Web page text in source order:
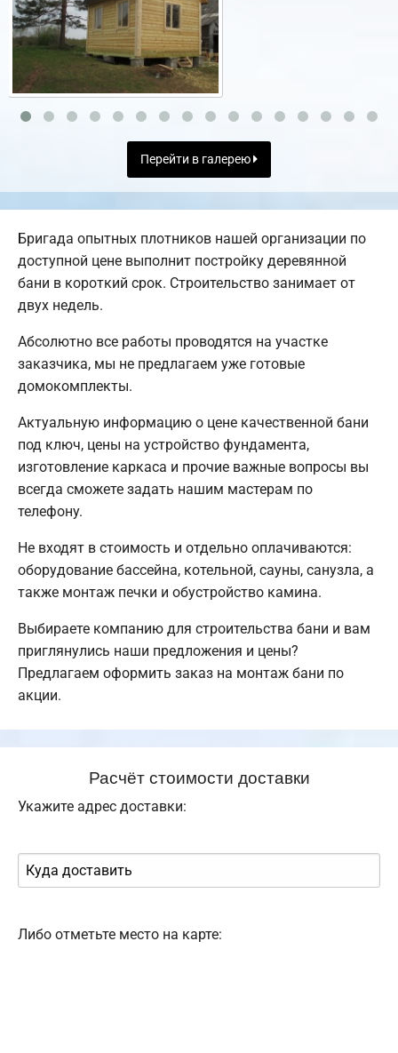
Перейти в галерею
Бригада опытных плотников нашей организации по
доступной цене выполнит постройку деревянной
бани в короткий срок. Строительство занимает от
двух недель.
Абсолютно все работы проводятся на участке
заказчика, мы не предлагаем уже готовые
домокомплекты.
Актуальную информацию о цене качественной бани
под ключ, цены на устройство фундамента,
изготовление каркаса и прочие важные вопросы вы
всегда сможете задать нашим мастерам по
телефону.
Не входят в стоимость и отдельно оплачиваются:
оборудование бассейна, котельной, сауны, санузла, а
также монтаж печки и обустройство камина.
Выбираете компанию для строительства бани и вам
приглянулись наши предложения и цены?
Предлагаем оформить заказ на монтаж бани по
акции.
Расчёт стоимости доставки
Укажите адрес доставки:
Либо отметьте место на карте: